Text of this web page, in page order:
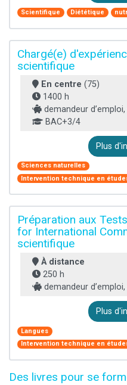
Scientifique Diététique
Chargé(e)
scientifique
En centre (75)
1400 h
demandeur
BAC+3/4
Plus
Sciences naturelles
Intervention technique en
Préparation aux
for International
scientifique
À distance
250 h
demandeur
Plus
Langues
Intervention technique en
Des livres pour se